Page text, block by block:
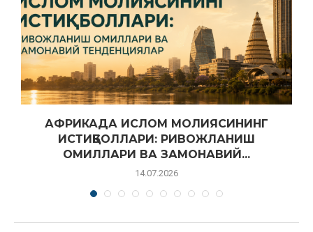
АФРИКАДА ИСЛОМ МОЛИЯСИНИНГ
ИСТИҚБОЛЛАРИ: РИВОЖЛАНИШ
ОМИЛЛАРИ ВА ЗАМОНАВИЙ...
14.07.2026